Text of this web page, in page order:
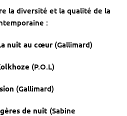
la diversité et la qualité de la
:
nuit au cœur (Gallimard)
(P.O.L)
(Gallimard)
de nuit (Sabine